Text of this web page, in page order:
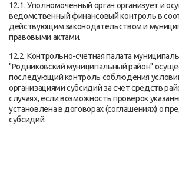
12.1. Уполномоченный орган организует и
ведомственный финансовый контроль в
действующим законодательством и
правовыми актами.
12.2. Контрольно-счетная палата
"Родниковский муниципальный район"
последующий контроль соблюдения
организациями субсидий за счет средств
случаях, если возможность проверок
установлена в договорах (соглашениях) о
субсидий.